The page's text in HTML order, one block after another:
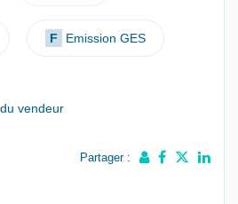
F Emission GES
vendeur
Partager :